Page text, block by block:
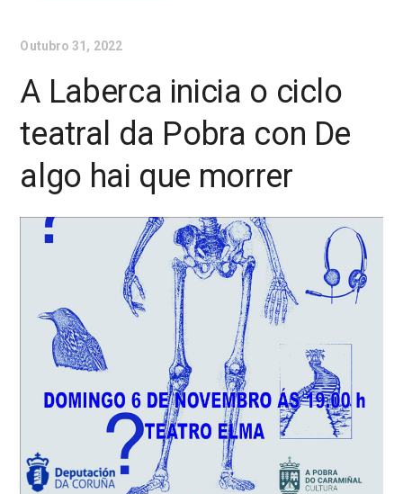
Outubro 31, 2022
A Laberca inicia o ciclo
teatral da Pobra con De
algo hai que morrer